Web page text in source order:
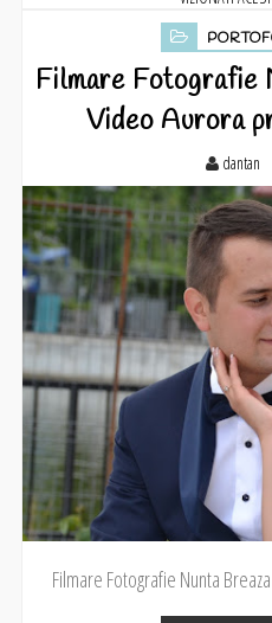
Filmare Fotografie
Video Aurora
dantan
Filmare Fotografie Nunta